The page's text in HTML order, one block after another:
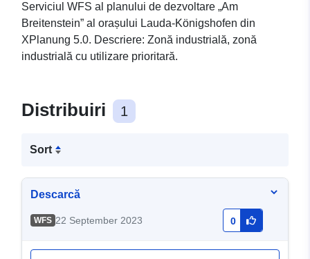
Serviciul WFS al planului de dezvoltare „Am
Breitenstein” al orașului Lauda-Königshofen din
XPlanung 5.0. Descriere: Zonă industrială, zonă
industrială cu utilizare prioritară.
Distribuiri 1
Sort
Descarcă
WFS 22 September 2023 0